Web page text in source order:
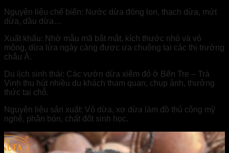
Nguyên liệu chế biến: Nước dừa đóng lon, thạch dừa, mứt
dừa, dầu dừa…
Xuất khẩu: Nhờ mẫu mã bắt mắt, kích thước nhỏ và vỏ
mỏng, dừa lửa ngày càng được ưa chuộng tại các thị trường
châu Á.
Du lịch sinh thái: Các vườn dừa xiêm đỏ ở Bến Tre – Trà
Vinh thu hút nhiều du khách tham quan, chụp ảnh, thưởng
thức tại chỗ.
Nguyên liệu sản xuất: Vỏ dừa, xơ dừa làm đồ thủ công mỹ
nghệ, phân bón, chất đốt sinh học.